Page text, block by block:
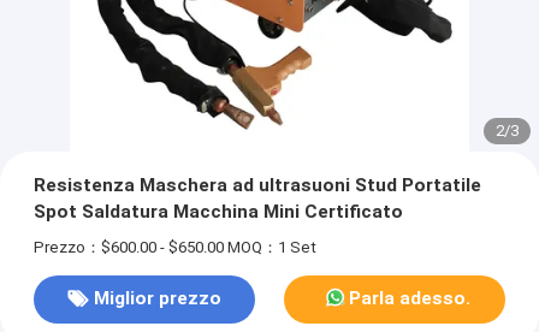
3/3
Resistenza Maschera ad ultrasuoni Stud Portatile
Spot Saldatura Macchina Mini Certificato
Prezzo：$600.00 - $650.00 MOQ：1 Set
Miglior prezzo Parla adesso.